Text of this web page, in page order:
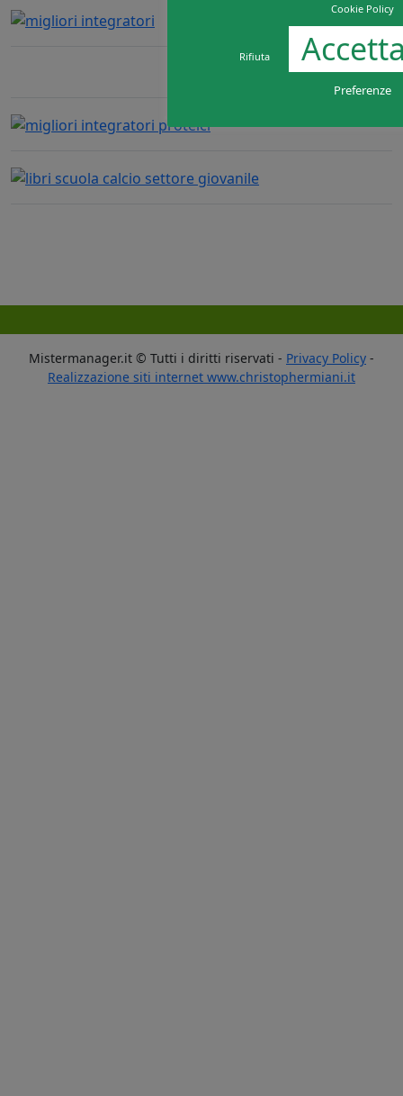
Mistermanager.it © Tutti i diritti riservati - Privacy Policy -
Realizzazione siti internet www.christophermiani.it
Cookie Policy
Rifiuta
Preferenze